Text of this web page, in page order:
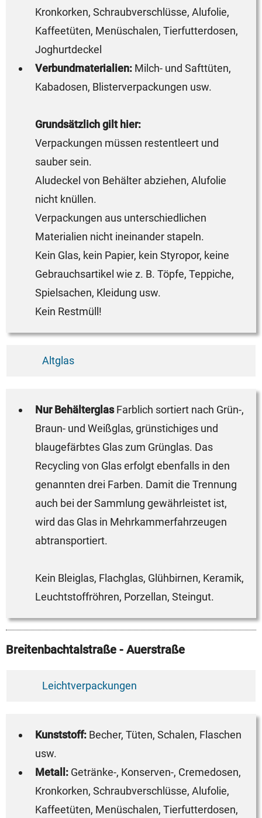
Kronkorken, Schraubverschlüsse, Alufolie,
Kaffeetüten, Menüschalen, Tierfutterdosen,
Joghurtdeckel
Verbundmaterialien: Milch- und Safttüten,
Kabadosen, Blisterverpackungen usw.
Grundsätzlich gilt hier:
Verpackungen müssen restentleert und
sauber sein.
Aludeckel von Behälter abziehen, Alufolie
nicht knüllen.
Verpackungen aus unterschiedlichen
Materialien nicht ineinander stapeln.
Kein Glas, kein Papier, kein Styropor, keine
Gebrauchsartikel wie z. B. Töpfe, Teppiche,
Spielsachen, Kleidung usw.
Kein Restmüll!
Altglas
Nur BehälterglasFarblich sortiert nach Grün-,
Braun- und Weißglas, grünstichiges und
blaugefärbtes Glas zum Grünglas. Das
Recycling von Glas erfolgt ebenfalls in den
genannten drei Farben. Damit die Trennung
auch bei der Sammlung gewährleistet ist,
wird das Glas in Mehrkammerfahrzeugen
abtransportiert.
Kein Bleiglas, Flachglas, Glühbirnen, Keramik,
Leuchtstoffröhren, Porzellan, Steingut.
Breitenbachtalstraße - Auerstraße
Leichtverpackungen
Kunststoff: Becher, Tüten, Schalen, Flaschen
usw.
Metall: Getränke-, Konserven-, Cremedosen,
Kronkorken, Schraubverschlüsse, Alufolie,
Kaffeetüten, Menüschalen, Tierfutterdosen,